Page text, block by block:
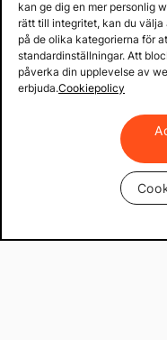
Köpvillkor & info
Produkter &
kan ge dig en mer personlig
rätt till integritet, kan du
på de olika kategorierna för
standardinställningar. Att
påverka din upplevelse av
erbjuda.Cookiepolicy